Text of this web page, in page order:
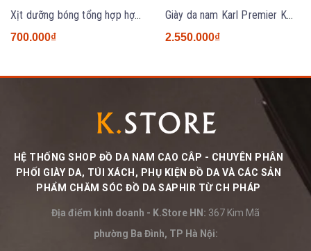
Xịt dưỡng bóng tổng hợp hợp đa năng Saphir Combi 200ml
700.000₫
Giày da nam Karl Premier KM2631 BROWN
2.550.000₫
HỆ THỐNG SHOP ĐỒ DA NAM CAO CÂP - CHUYÊN PHÂN
PHỐI GIÀY DA, TÚI XÁCH, PHỤ KIỆN ĐỒ DA VÀ CÁC SẢN
PHẨM CHĂM SÓC ĐỒ DA SAPHIR TỪ CH PHÁP
Địa điểm kinh doanh - K.Store HN: 367 Kim Mã
phường Ba Đình, TP Hà Nội: